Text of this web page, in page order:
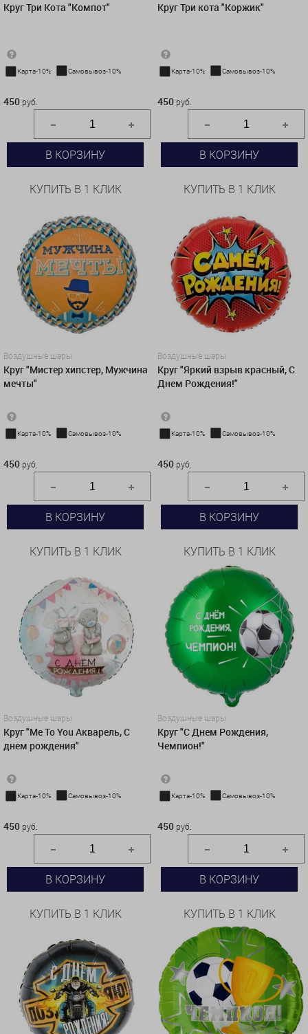
Круг Три Кота "Компот"
Карта-10% Самовывоз-10%
450 руб.
В КОРЗИНУ
КУПИТЬ В 1 КЛИК
Круг Три кота "Коржик"
Карта-10% Самовывоз-10%
450 руб.
В КОРЗИНУ
КУПИТЬ В 1 КЛИК
Воздушные шары
Круг "Мистер хипстер, Мужчина
мечты"
Карта-10% Самовывоз-10%
450 руб.
В КОРЗИНУ
КУПИТЬ В 1 КЛИК
Воздушные шары
Круг "Яркий взрыв красный, С
Днем Рождения!"
Карта-10% Самовывоз-10%
450 руб.
В КОРЗИНУ
КУПИТЬ В 1 КЛИК
Воздушные шары
Круг "Me To You Акварель, С
днем рождения"
Карта-10% Самовывоз-10%
450 руб.
В КОРЗИНУ
КУПИТЬ В 1 КЛИК
Воздушные шары
Круг "С Днем Рождения,
Чемпион!"
Карта-10% Самовывоз-10%
450 руб.
В КОРЗИНУ
КУПИТЬ В 1 КЛИК